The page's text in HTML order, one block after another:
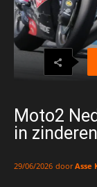
Moto2
in
29/06/2026 door Asse